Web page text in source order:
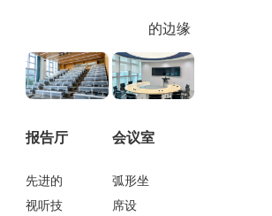
的边缘
报告厅
先进的
视听技
会议室
弧形坐
席设